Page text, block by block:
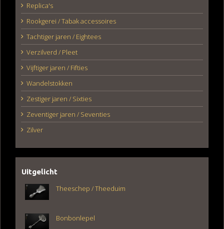
Replica's
Rookgerei / Tabak accessoires
Tachtiger jaren / Eightees
Verzilverd / Pleet
Vijftiger jaren / Fifties
Wandelstokken
Zestiger jaren / Sixties
Zeventiger jaren / Seventies
Zilver
Uitgelicht
Theeschep / Theeduim
Bonbonlepel